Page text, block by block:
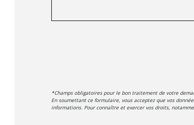
*Champs obligatoires pour le bon traitement de votre
En soumettant ce formulaire, vous acceptez que vos
informations. Pour connaître et exercer vos droits,